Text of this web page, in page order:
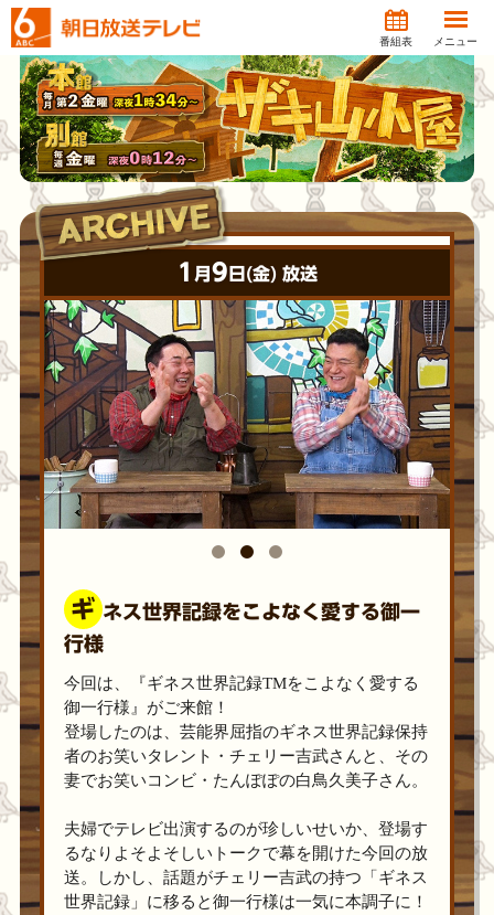
番組表 メニュー
1 月 9 日(金) 放送
ギ ネス世界記録をこよなく愛する御一
行様
今回は、『ギネス世界記録TMをこよなく愛する
御一行様』がご来館！
登場したのは、芸能界屈指のギネス世界記録保持
者のお笑いタレント・チェリー吉武さんと、その
妻でお笑いコンビ・たんぽぽの白鳥久美子さん。
夫婦でテレビ出演するのが珍しいせいか、登場す
るなりよそよそしいトークで幕を開けた今回の放
送。しかし、話題がチェリー吉武の持つ「ギネス
世界記録」に移ると御一行様は一気に本調子に！